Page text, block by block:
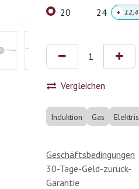
20 24 +
Vergleichen
Induktion Gas
Geschäftsbedingungen
30-Tage-Geld-zurück-
Garantie